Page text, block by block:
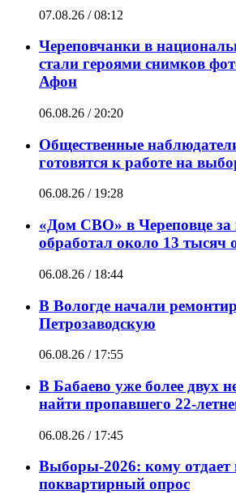
07.08.26 / 08:12
Череповчанки в
стали героями снимков
Афон
06.08.26 / 20:20
Общественные
готовятся к работе на
06.08.26 / 19:28
«Дом СВО» в Череповце за
обработал около 13 тысяч
06.08.26 / 18:44
В Вологде начали
Петрозаводскую
06.08.26 / 17:55
В Бабаево уже более двух
найти пропавшего 22-
06.08.26 / 17:45
Выборы-2026: кому отдает
поквартирный опрос